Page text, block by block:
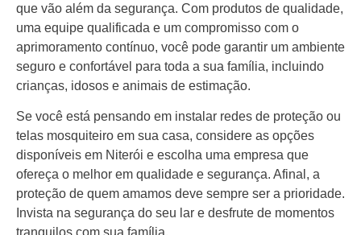
que vão além da segurança. Com produtos de qualidade,
uma equipe qualificada e um compromisso com o
aprimoramento contínuo, você pode garantir um ambiente
seguro e confortável para toda a sua família, incluindo
crianças, idosos e animais de estimação.
Se você está pensando em instalar redes de proteção ou
telas mosquiteiro em sua casa, considere as opções
disponíveis em Niterói e escolha uma empresa que
ofereça o melhor em qualidade e segurança. Afinal, a
proteção de quem amamos deve sempre ser a prioridade.
Invista na segurança do seu lar e desfrute de momentos